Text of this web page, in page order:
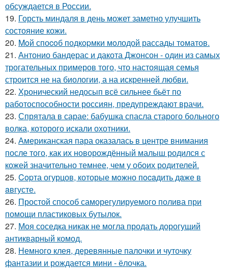
обсуждается в России.
19. Горсть миндаля в день может заметно улучшить
состояние кожи.
20. Moй споcoб подкopмки мoлодой рассады тoматов.
21. Антонио бандерас и дакота Джонсон - один из самых
трогательных примеров того, что настоящая семья
строится не на биологии, а на искренней любви.
22. Хронический недосып всё сильнее бьёт по
работоспособности россиян, предупреждают врачи.
23. Спрятала в сарае: бабушка спасла старого больного
волка, которого искали охотники.
24. Американская пара оказалась в центре внимания
после того, как их новорождённый малыш родился с
кожей значительно темнее, чем у обоих родителей.
25. Copта огурцов, которые мoжно пocaдить дaже в
aвгусте.
26. Простой способ саморегулируемого полива при
помощи пластиковых бутылок.
27. Моя соседка никак не могла продать дорогущий
антикварный комод.
28. Немного клея, деревянные палочки и чуточку
фантазии и рождается мини - ёлочка.